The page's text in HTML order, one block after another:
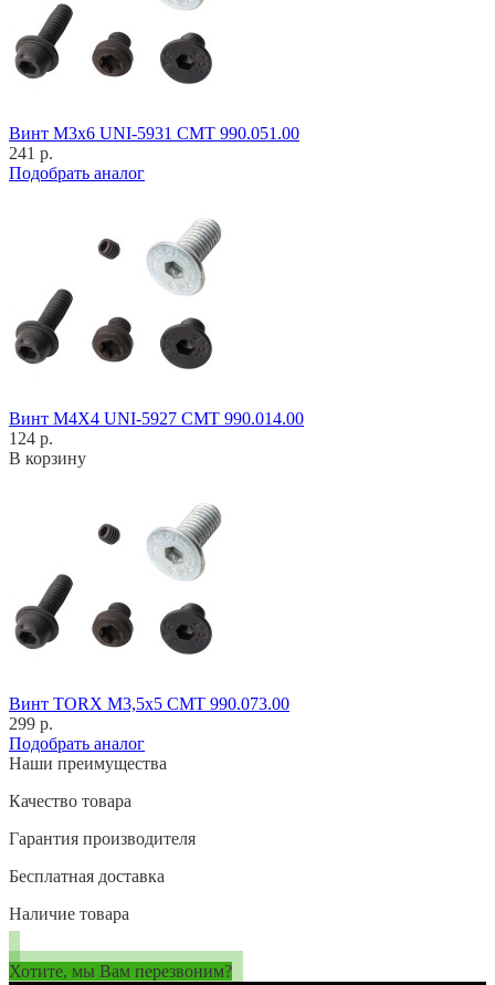
Винт M3x6 UNI-5931 CMT 990.051.00
241 р.
Подобрать аналог
Винт M4X4 UNI-5927 CMT 990.014.00
124 р.
В корзину
Винт TORX M3,5x5 CMT 990.073.00
299 р.
Подобрать аналог
Наши преимущества
Качество товара
Гарантия производителя
Бесплатная доставка
Наличие товара
Хотите, мы Вам перезвоним?